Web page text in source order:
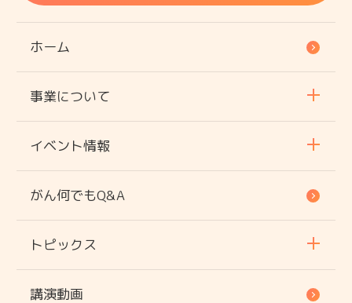
ホーム
事業について
イベント情報
がん何でもQ&A
トピックス
講演動画